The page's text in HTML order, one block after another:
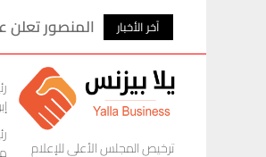
آخر الأخبار المنصور تعلن
ترخيص المجلس الأعلى للإعلام